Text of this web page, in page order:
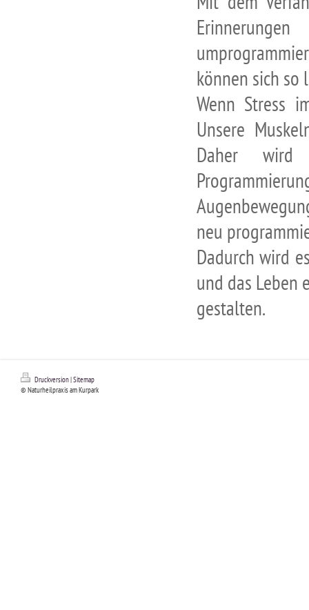
können sich so
Wenn Stress
Unsere
Daher wird
neu
Dadurch wird
und das Leben
gestalten.
Druckversion|Sitemap
© Naturheilpraxis am Kurpark